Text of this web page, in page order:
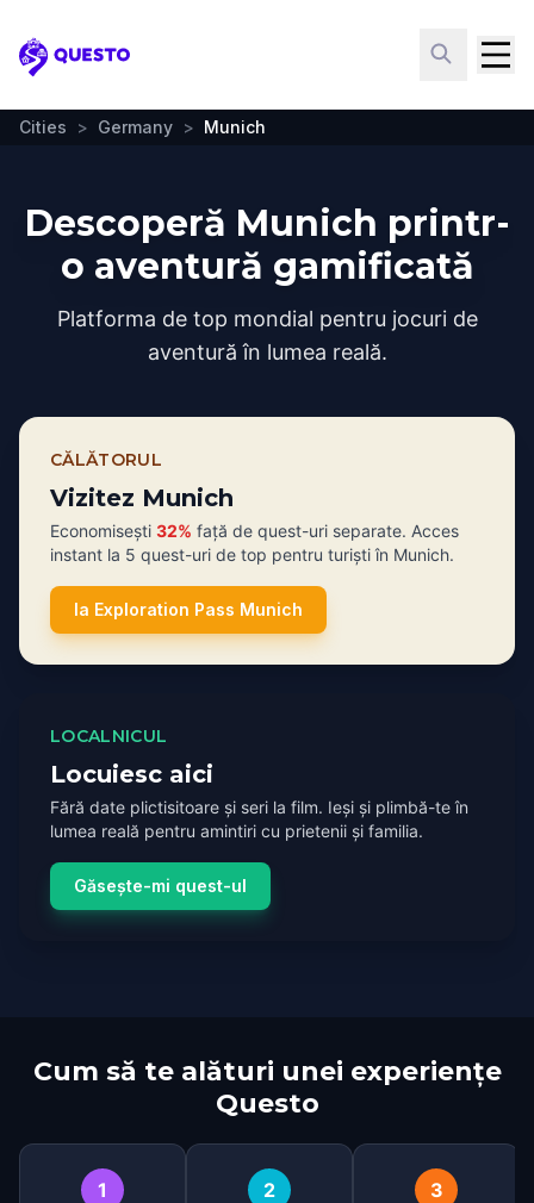
Questo
Cities > Germany > Munich
Descoperă Munich printr-
o aventură gamificată
Platforma de top mondial pentru jocuri de
aventură în lumea reală.
CĂLĂTORUL
Vizitez Munich
Economisești 32% față de quest-uri separate. Acces
instant la 5 quest-uri de top pentru turiști în Munich.
Ia Exploration Pass Munich
LOCALNICUL
Locuiesc aici
Fără date plictisitoare și seri la film. Ieși și plimbă-te în
lumea reală pentru amintiri cu prietenii și familia.
Găsește-mi quest-ul
Cum să te alături unei experiențe
Questo
1 2 3